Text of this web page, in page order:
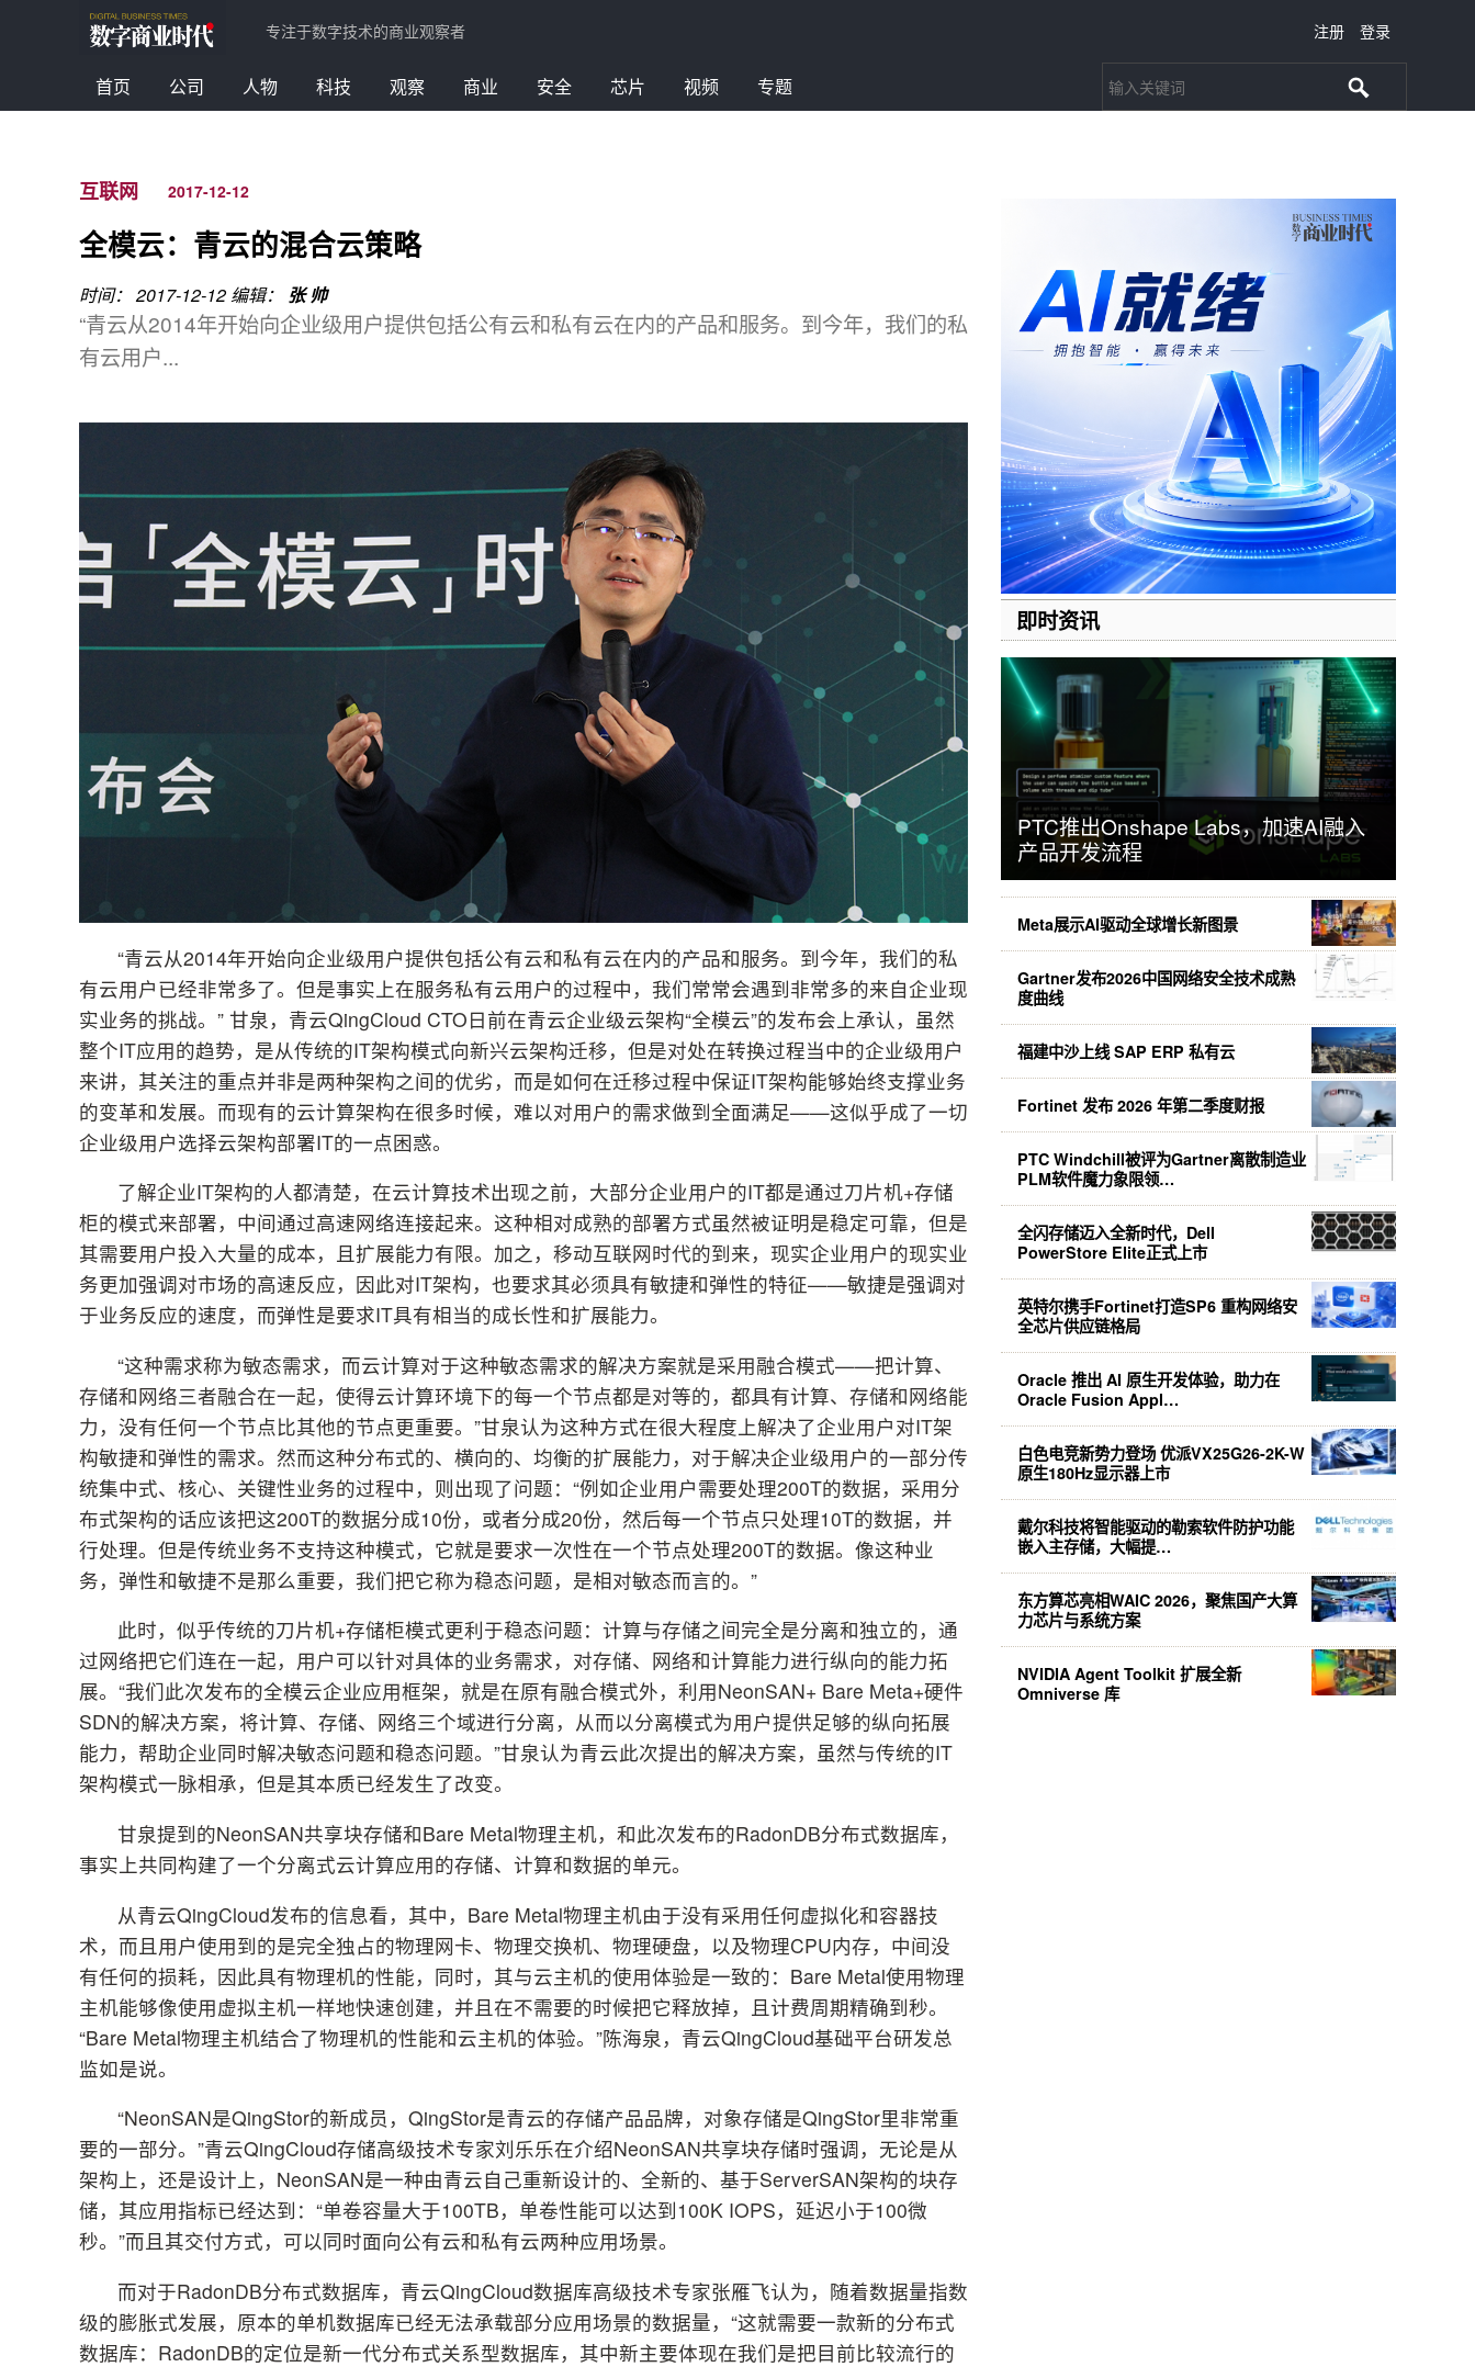
专注于数字技术的商业观察者 注册 登录
首页 公司 人物 科技 观察 商业 安全 芯片 视频 专题
互联网 2017-12-12
全模云：青云的混合云策略
时间： 2017-12-12编辑： 张 帅
“青云从2014年开始向企业级用户提供包括公有云和私有云在内的产品和服务。到今年，我们的私
有云用户...
“青云从2014年开始向企业级用户提供包括公有云和私有云在内的产品和服务。到今年，我们的私
有云用户已经非常多了。但是事实上在服务私有云用户的过程中，我们常常会遇到非常多的来自企业现
实业务的挑战。” 甘泉，青云QingCloud CTO日前在青云企业级云架构“全模云”的发布会上承认，虽然
整个IT应用的趋势，是从传统的IT架构模式向新兴云架构迁移，但是对处在转换过程当中的企业级用户
来讲，其关注的重点并非是两种架构之间的优劣，而是如何在迁移过程中保证IT架构能够始终支撑业务
的变革和发展。而现有的云计算架构在很多时候，难以对用户的需求做到全面满足——这似乎成了一切
企业级用户选择云架构部署IT的一点困惑。
了解企业IT架构的人都清楚，在云计算技术出现之前，大部分企业用户的IT都是通过刀片机+存储
柜的模式来部署，中间通过高速网络连接起来。这种相对成熟的部署方式虽然被证明是稳定可靠，但是
其需要用户投入大量的成本，且扩展能力有限。加之，移动互联网时代的到来，现实企业用户的现实业
务更加强调对市场的高速反应，因此对IT架构，也要求其必须具有敏捷和弹性的特征——敏捷是强调对
于业务反应的速度，而弹性是要求IT具有相当的成长性和扩展能力。
“这种需求称为敏态需求，而云计算对于这种敏态需求的解决方案就是采用融合模式——把计算、
存储和网络三者融合在一起，使得云计算环境下的每一个节点都是对等的，都具有计算、存储和网络能
力，没有任何一个节点比其他的节点更重要。”甘泉认为这种方式在很大程度上解决了企业用户对IT架
构敏捷和弹性的需求。然而这种分布式的、横向的、均衡的扩展能力，对于解决企业级用户的一部分传
统集中式、核心、关键性业务的过程中，则出现了问题：“例如企业用户需要处理200T的数据，采用分
布式架构的话应该把这200T的数据分成10份，或者分成20份，然后每一个节点只处理10T的数据，并
行处理。但是传统业务不支持这种模式，它就是要求一次性在一个节点处理200T的数据。像这种业
务，弹性和敏捷不是那么重要，我们把它称为稳态问题，是相对敏态而言的。”
此时，似乎传统的刀片机+存储柜模式更利于稳态问题：计算与存储之间完全是分离和独立的，通
过网络把它们连在一起，用户可以针对具体的业务需求，对存储、网络和计算能力进行纵向的能力拓
展。“我们此次发布的全模云企业应用框架，就是在原有融合模式外，利用NeonSAN+ Bare Meta+硬件
SDN的解决方案，将计算、存储、网络三个域进行分离，从而以分离模式为用户提供足够的纵向拓展
能力，帮助企业同时解决敏态问题和稳态问题。”甘泉认为青云此次提出的解决方案，虽然与传统的IT
架构模式一脉相承，但是其本质已经发生了改变。
甘泉提到的NeonSAN共享块存储和Bare Metal物理主机，和此次发布的RadonDB分布式数据库，
事实上共同构建了一个分离式云计算应用的存储、计算和数据的单元。
从青云QingCloud发布的信息看，其中，Bare Metal物理主机由于没有采用任何虚拟化和容器技
术，而且用户使用到的是完全独占的物理网卡、物理交换机、物理硬盘，以及物理CPU内存，中间没
有任何的损耗，因此具有物理机的性能，同时，其与云主机的使用体验是一致的：Bare Metal使用物理
主机能够像使用虚拟主机一样地快速创建，并且在不需要的时候把它释放掉，且计费周期精确到秒。
“Bare Metal物理主机结合了物理机的性能和云主机的体验。”陈海泉，青云QingCloud基础平台研发总
监如是说。
“NeonSAN是QingStor的新成员，QingStor是青云的存储产品品牌，对象存储是QingStor里非常重
要的一部分。”青云QingCloud存储高级技术专家刘乐乐在介绍NeonSAN共享块存储时强调，无论是从
架构上，还是设计上，NeonSAN是一种由青云自己重新设计的、全新的、基于ServerSAN架构的块存
储，其应用指标已经达到：“单卷容量大于100TB，单卷性能可以达到100K IOPS，延迟小于100微
秒。”而且其交付方式，可以同时面向公有云和私有云两种应用场景。
而对于RadonDB分布式数据库，青云QingCloud数据库高级技术专家张雁飞认为，随着数据量指数
级的膨胀式发展，原本的单机数据库已经无法承载部分应用场景的数据量，“这就需要一款新的分布式
数据库：RadonDB的定位是新一代分布式关系型数据库，其中新主要体现在我们是把目前比较流行的
即时资讯
PTC推出Onshape Labs，加速AI融入
产品开发流程
Meta展示AI驱动全球增长新图景
Gartner发布2026中国网络安全技术成熟
度曲线
福建中沙上线 SAP ERP 私有云
Fortinet 发布 2026 年第二季度财报
PTC Windchill被评为Gartner离散制造业
PLM软件魔力象限领…
全闪存储迈入全新时代，Dell
PowerStore Elite正式上市
英特尔携手Fortinet打造SP6 重构网络安
全芯片供应链格局
Oracle 推出 AI 原生开发体验，助力在
Oracle Fusion Appl…
白色电竞新势力登场 优派VX25G26-2K-W
原生180Hz显示器上市
戴尔科技将智能驱动的勒索软件防护功能
嵌入主存储，大幅提…
东方算芯亮相WAIC 2026，聚焦国产大算
力芯片与系统方案
NVIDIA Agent Toolkit 扩展全新
Omniverse 库